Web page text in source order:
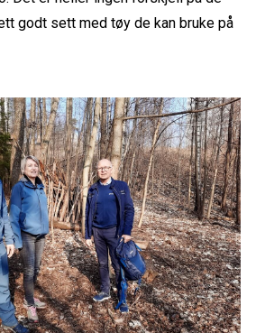
godt sett med tøy de kan bruke på